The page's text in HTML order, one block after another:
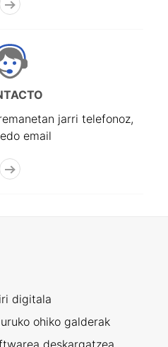
jarri telefonoz,
email
digitala
ohiko galderak